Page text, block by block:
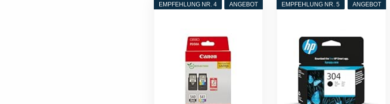
ANGEBOT
EMPFEHLUNG NR. 4 ANGEBOT
EMPFEHLUNG NR. 5